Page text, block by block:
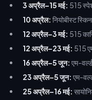
3 अप्रैल–15 मई: 515
10 अप्रैल: नियोबीस्ट
12 अप्रैल–3 मई: 515
12 अप्रैल–23 मई: 515
16 अप्रैल–5 जून: एम-
23 अप्रैल–5 जून: एम-
25 अप्रैल–16 मई: